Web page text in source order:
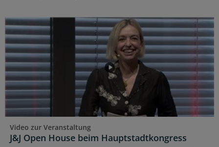
Video zur Veranstaltung
J&J Open House beim Hauptstadtkongress